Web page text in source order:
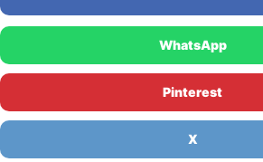
WhatsApp
Pinterest
X